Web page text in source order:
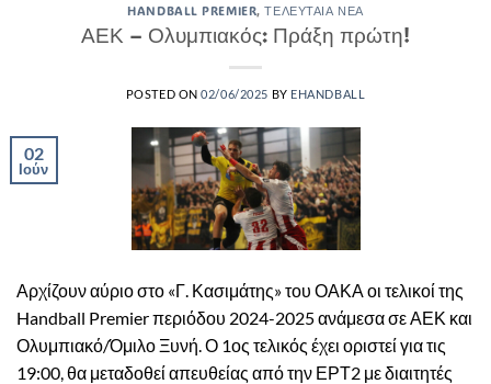
HANDBALL PREMIER,ΤΕΛΕΥΤΑΊΑ ΝΈΑ
ΑΕΚ – Ολυμπιακός: Πράξη πρώτη!
POSTED ON02/06/2025 BY EHANDBALL
02
Ιούν
Αρχίζουν αύριο στο «Γ. Κασιμάτης» του ΟΑΚΑ οι τελικοί της
Handball Premier περιόδου 2024-2025 ανάμεσα σε ΑΕΚ και
Ολυμπιακό/Όμιλο Ξυνή. Ο 1ος τελικός έχει οριστεί για τις
19:00, θα μεταδοθεί απευθείας από την ΕΡΤ2 με διαιτητές